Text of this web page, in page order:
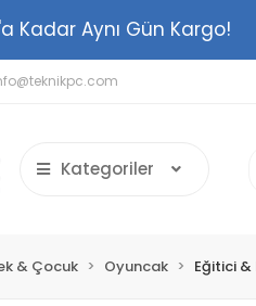
Kadar Aynı Gün Kargo!
Kategoriler
& Çocuk Oyuncak Eğitici